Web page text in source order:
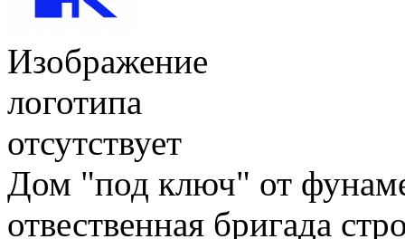
Изображение
логотипа
отсутствует
Дом "под ключ" от
отвественная бригада